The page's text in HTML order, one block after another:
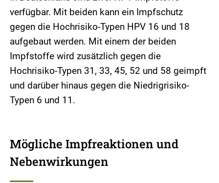
verfügbar. Mit beiden kann ein Impfschutz
gegen die Hochrisiko-Typen HPV 16 und 18
aufgebaut werden. Mit einem der beiden
Impfstoffe wird zusätzlich gegen die
Hochrisiko-Typen 31, 33, 45, 52 und 58 geimpft
und darüber hinaus gegen die Niedrigrisiko-
Typen 6 und 11.
Mögliche Impfreaktionen und
Nebenwirkungen